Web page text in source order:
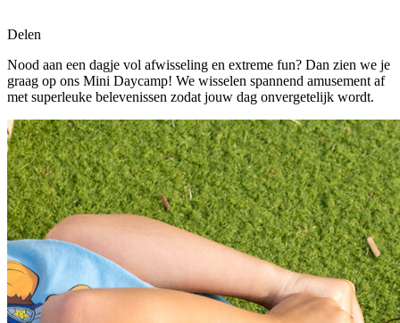
Delen
Nood aan een dagje vol afwisseling en extreme fun? Dan zien we je
graag op ons Mini Daycamp! We wisselen spannend amusement af
met superleuke belevenissen zodat jouw dag onvergetelijk wordt.